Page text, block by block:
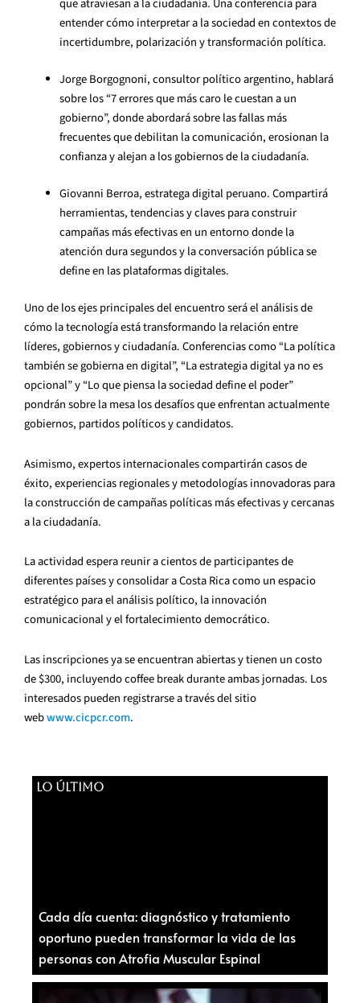
que atraviesan a la ciudadanía. Una conferencia para
entender cómo interpretar a la sociedad en contextos de
incertidumbre, polarización y transformación política.
Jorge Borgognoni, consultor político argentino, hablará
sobre los “7 errores que más caro le cuestan a un
gobierno”, donde abordará sobre las fallas más
frecuentes que debilitan la comunicación, erosionan la
confianza y alejan a los gobiernos de la ciudadanía.
Giovanni Berroa, estratega digital peruano. Compartirá
herramientas, tendencias y claves para construir
campañas más efectivas en un entorno donde la
atención dura segundos y la conversación pública se
define en las plataformas digitales.
Uno de los ejes principales del encuentro será el análisis de
cómo la tecnología está transformando la relación entre
líderes, gobiernos y ciudadanía. Conferencias como “La política
también se gobierna en digital”, “La estrategia digital ya no es
opcional” y “Lo que piensa la sociedad define el poder”
pondrán sobre la mesa los desafíos que enfrentan actualmente
gobiernos, partidos políticos y candidatos.
Asimismo, expertos internacionales compartirán casos de
éxito, experiencias regionales y metodologías innovadoras para
la construcción de campañas políticas más efectivas y cercanas
a la ciudadanía.
La actividad espera reunir a cientos de participantes de
diferentes países y consolidar a Costa Rica como un espacio
estratégico para el análisis político, la innovación
comunicacional y el fortalecimiento democrático.
Las inscripciones ya se encuentran abiertas y tienen un costo
de $300, incluyendo coffee break durante ambas jornadas. Los
interesados pueden registrarse a través del sitio
webwww.cicpcr.com.
LO ÚLTIMO
Cada día cuenta: diagnóstico y tratamiento
oportuno pueden transformar la vida de las
personas con Atrofia Muscular Espinal